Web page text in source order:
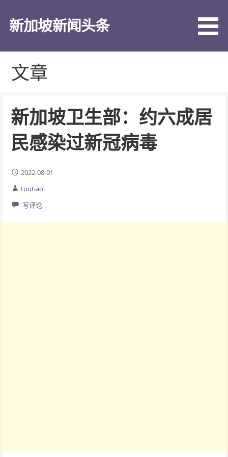
新加坡新闻头条
文章
新加坡卫生部：约六成居
民感染过新冠病毒
2022-08-01
toutiao
写评论